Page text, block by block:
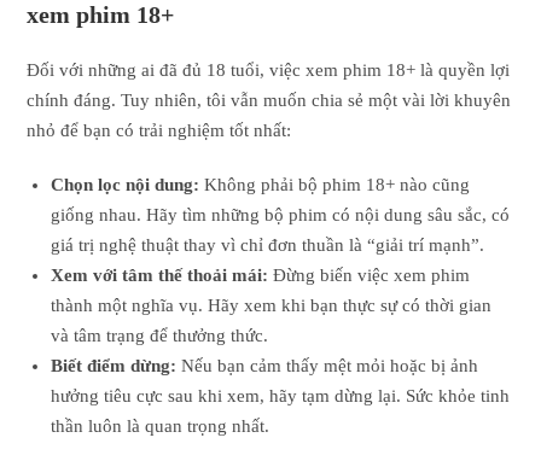
xem phim 18+
Đối với những ai đã đủ 18 tuổi, việc xem phim 18+ là quyền lợi
chính đáng. Tuy nhiên, tôi vẫn muốn chia sẻ một vài lời khuyên
nhỏ để bạn có trải nghiệm tốt nhất:
Chọn lọc nội dung: Không phải bộ phim 18+ nào cũng
giống nhau. Hãy tìm những bộ phim có nội dung sâu sắc, có
giá trị nghệ thuật thay vì chỉ đơn thuần là “giải trí mạnh”.
Xem với tâm thế thoải mái: Đừng biến việc xem phim
thành một nghĩa vụ. Hãy xem khi bạn thực sự có thời gian
và tâm trạng để thưởng thức.
Biết điểm dừng: Nếu bạn cảm thấy mệt mỏi hoặc bị ảnh
hưởng tiêu cực sau khi xem, hãy tạm dừng lại. Sức khỏe tinh
thần luôn là quan trọng nhất.